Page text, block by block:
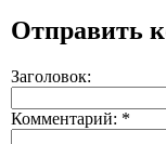
Отправить
Заголовок:
Комментарий: *